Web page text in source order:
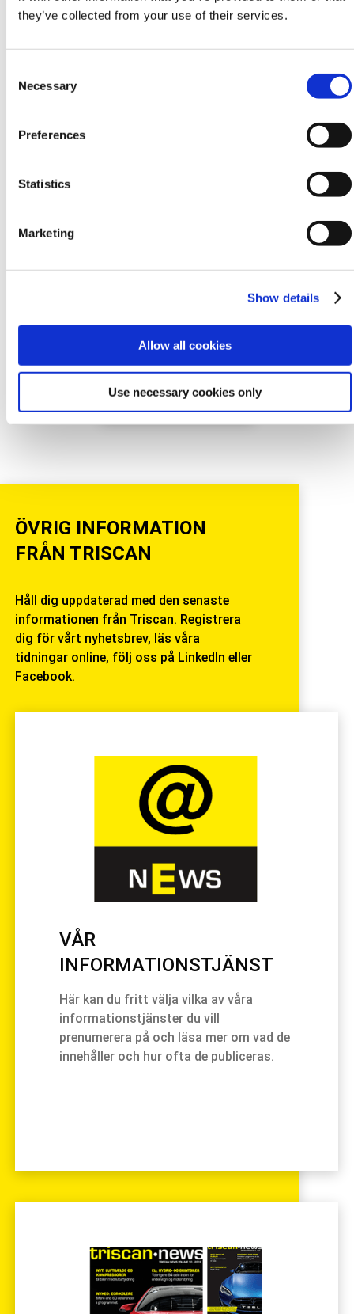
they’ve collected from your use of their services.
Selection
Necessary
Preferences
Statistics
Marketing
Show details
Allow all cookies
Use necessary cookies only
ÖVRIG INFORMATION
FRÅN TRISCAN
Håll dig uppdaterad med den senaste
informationen från Triscan. Registrera
dig för vårt nyhetsbrev, läs våra
tidningar online, följ oss på LinkedIn eller
Facebook.
VÅR
INFORMATIONSTJÄNST
Här kan du fritt välja vilka av våra
informationstjänster du vill
prenumerera på och läsa mer om vad de
innehåller och hur ofta de publiceras.